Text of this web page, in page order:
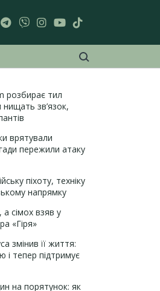
розбирає тил
зв’язок,
врятували
пережили атаку
піхоту, техніку
напрямку
сімох взяв у
«Гіря»
змінив її життя:
і тепер підтримує
на порятунок: як